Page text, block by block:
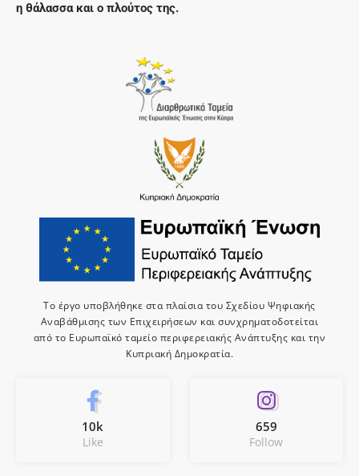
η θάλασσα και ο πλούτος της.
Το έργο υποβλήθηκε στα πλαίσια του Σχεδίου Ψηφιακής
Αναβάθμισης των Επιχειρήσεων και συνχρηματοδοτείται
από το Ευρωπαϊκό ταμείο περιφερειακής Ανάπτυξης και την
Κυπριακή Δημοκρατία.
10k
Like
659
Follow